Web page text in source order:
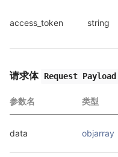
access_token string
请求体 Request Payload
参数名 类型
data objarray